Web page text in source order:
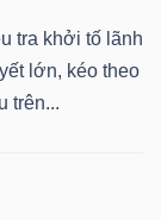
tra khởi tố lãnh
lớn, kéo theo
trên...